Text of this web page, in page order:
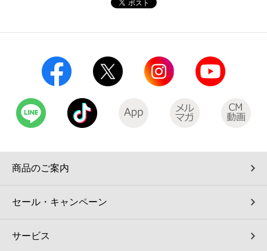
モバイルバッテリーシェアリング（店舗限定）
モバイルWi-Fiバッテリーシェアリング（店舗限定）
商品のご案内
セール・キャンペーン
サービス